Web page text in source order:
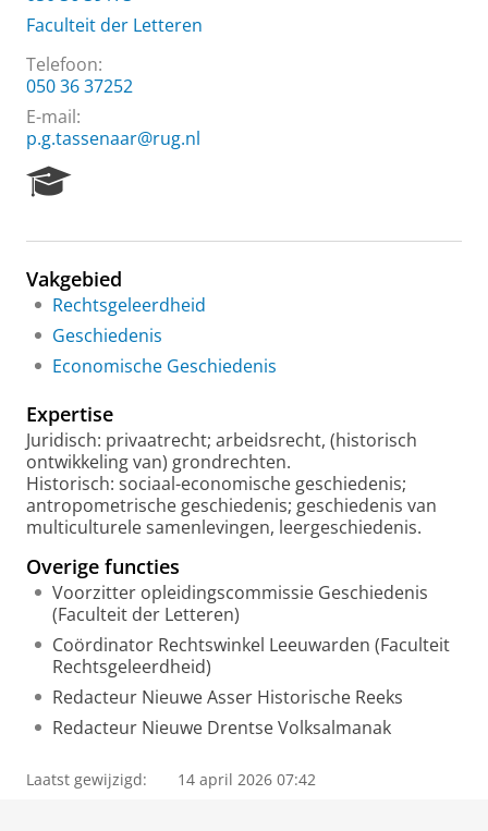
Faculteit der Letteren
Telefoon:
050 36 37252
E-mail:
p.g.tassenaar@rug.nl
e
r
c
h
o
t
a
l
Vakgebied
Rechtsgeleerdheid
Geschiedenis
Economische Geschiedenis
Expertise
Juridisch: privaatrecht; arbeidsrecht, (historisch
ontwikkeling van) grondrechten.
Historisch: sociaal-economische geschiedenis;
antropometrische geschiedenis; geschiedenis van
multiculturele samenlevingen, leergeschiedenis.
Overige functies
Voorzitter opleidingscommissie Geschiedenis
(Faculteit der Letteren)
Coördinator Rechtswinkel Leeuwarden (Faculteit
Rechtsgeleerdheid)
Redacteur Nieuwe Asser Historische Reeks
Redacteur Nieuwe Drentse Volksalmanak
Laatst gewijzigd: 14 april 2026 07:42